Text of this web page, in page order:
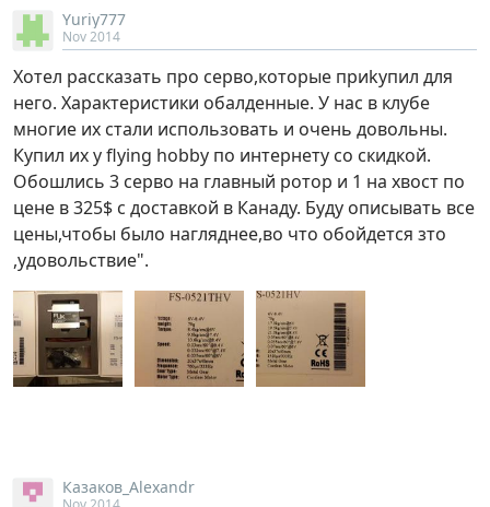
Yuriy777
Nov 2014
Хотел рассказать про серво,которые приkупил для
него. Характеристики обалденные. У нас в клубе
многие их стали использовать и очень довольны.
Купил их у flying hobby по интернету со скидкой.
Обошлись 3 серво на главный ротор и 1 на хвост по
цене в 325$ с доставкой в Канаду. Буду описывать все
цены,чтобы было нагляднее,во что обойдется зто
,удовольствие".
Казаков_Alexandr